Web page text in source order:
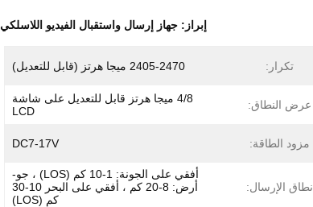
إبراز: جهاز إرسال واستقبال الفيديو اللاسلكي
تكرار: 2405-2470 ميجا هرتز (قابل للتعديل)
عرض النطاق:
4/8 ميجا هرتز قابل للتعديل على شاشة
LCD
مزود الطاقة: DC7-17V
نطاق الإرسال:
أفقي على الجونة: 1-10 كم (LOS) ، جو-
أرض: 8-20 كم ، أفقي على البحر 10-30
كم (LOS)